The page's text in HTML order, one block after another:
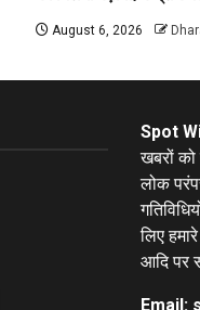
August 6, 2026
Spot
खबरों को
लोक
लिए
आदि पर
Email: